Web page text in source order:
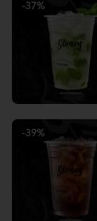
-37%
-39%